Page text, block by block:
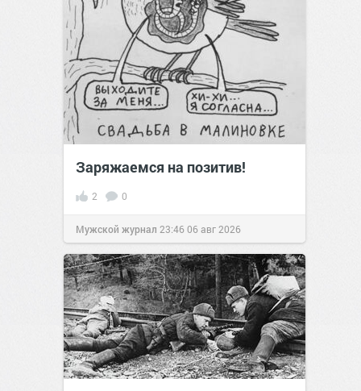
Заряжаемся на позитив!
2 0
Мужской журнал 23:4606 авг 2026